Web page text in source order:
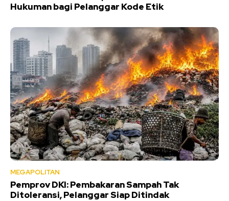
Hukuman bagi Pelanggar Kode Etik
MEGAPOLITAN
Pemprov DKI: Pembakaran Sampah Tak
Ditoleransi, Pelanggar Siap Ditindak